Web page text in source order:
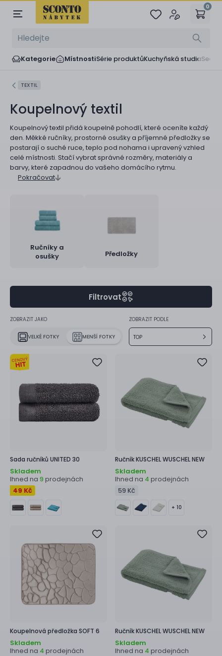
0
Kategorie MístnostiSérie produktůKuchyňská studia
TEXTIL
Koupelnový textil
Koupelnový textil přidá koupelně pohodlí, které oceníte každý
den. Měkké ručníky, prostorné osušky a příjemné předložky se
postarají o suché ruce, teplo pod nohama i upravený vzhled
celé místnosti. Stačí vybrat správné rozměry, materiály a
barvy, které zapadnou do vašeho domácího rytmu.
Pokračovat
Ručníky a
osušky
Předložky
Filtrovat
ZOBRAZIT JAKO
VELKÉ FOTKY MENŠÍ FOTKY
ZOBRAZIT PODLE
TOP
Sada ručníků UNITED 30
Skladem
Ihned na 9 prodejnách
49 Kč
RučníkKUSCHEL WUSCHEL NEW
Skladem
Ihned na 4 prodejnách
59 Kč
+ 10
Koupelnová předložka SOFT 6
Skladem
Ihned na 4 prodejnách
RučníkKUSCHEL WUSCHEL NEW
Skladem
Ihned na 4 prodejnách